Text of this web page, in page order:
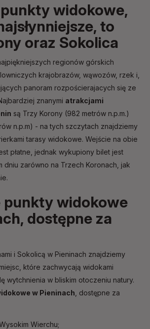
widokowe,
to
oraz Sokolica
regionów górskich
krajobrazów, wąwozów, rzek i,
panoram rozpościerajacych się ze
znanymi atrakcjami
są Trzy Korony (982 metrów n.p.m.)
n.p.m) - na tych szczytach znajdziemy
tarasy widokowe. Wejście na obie
płatne, jednak wykupiony bilet jest
dniu zarówno na Trzech Koronach, jak
punkty widokowe
dostępne za
i Sokolicą w Pieninach znajdziemy
które zachwycają widokami
wytchnienia w bliskim otoczeniu natury.
w Pieninach , dostępne za
Wierchu;